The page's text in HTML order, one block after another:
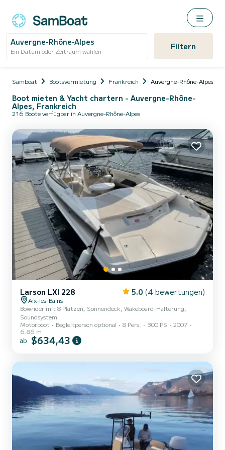
Auvergne-Rhône-Alpes
Ein Datum oder Zeitraum wählen Filtern
Samboat Bootsvermietung Frankreich Auvergne-Rhône-Alpes
Boot mieten & Yacht chartern - Auvergne-Rhône-
Alpes, Frankreich
216 Boote verfügbar in Auvergne-Rhône-Alpes
Larson LXI 228 5.0 (4 bewertungen)
Aix-les-Bains
Bowrider mit 8 Plätzen, Sonnendeck, Wakeboard-Halterung,
Soundsystem
Motorboot
Begleitperson optional 8 Pers. 300 PS
2007
6.86 m
ab $634,43